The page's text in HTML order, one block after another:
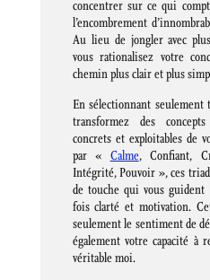
concentrer sur ce qui
l’encombrement
Au lieu de jongler avec
vous rationalisez votre
chemin plus clair et plus
En sélectionnant seulement
transformez des
concrets et exploitables de
par « Calme, Confiant,
Intégrité, Pouvoir », ces
de touche qui vous
fois clarté et motivation.
seulement le sentiment de
également votre capacité à
véritable moi.